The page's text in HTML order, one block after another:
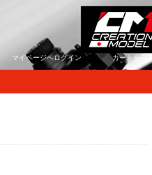
マイページへログイン カートをみる